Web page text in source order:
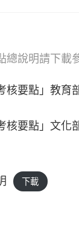
說明請下載
核要點」教育
核要點」文化
下載